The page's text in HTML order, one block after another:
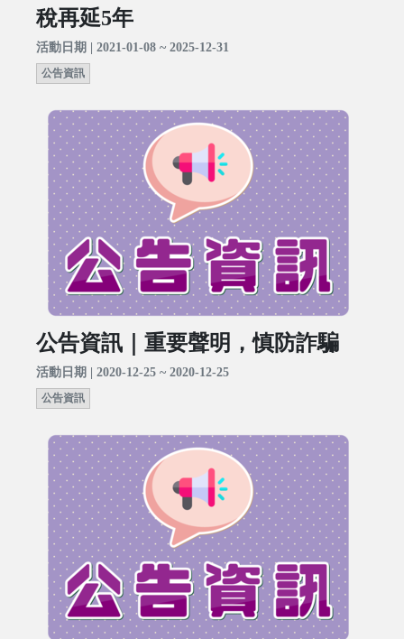
稅再延5年
活動日期 | 2021-01-08 ~ 2025-12-31
公告資訊
公告資訊｜重要聲明，慎防詐騙
活動日期 | 2020-12-25 ~ 2020-12-25
公告資訊